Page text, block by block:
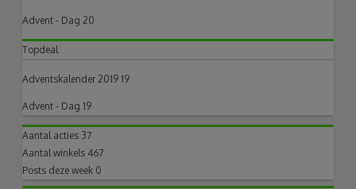
Advent - Dag 20
Topdeal
Adventskalender 2019 19
Advent - Dag 19
Aantal acties 37
Aantal winkels 467
Posts deze week 0